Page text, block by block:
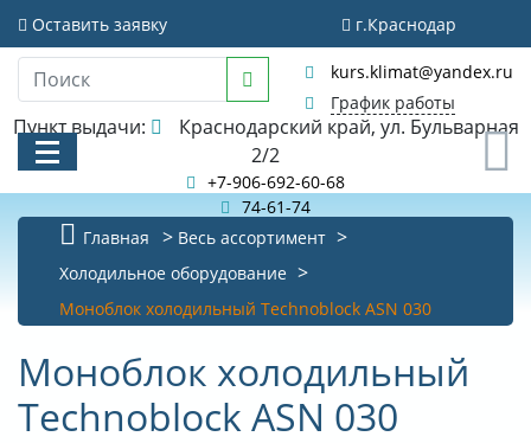
Оставить заявку г.Краснодар
kurs.klimat@yandex.ru
График работы
Пункт выдачи:
2/2
+7-906-692-60-68
74-61-74
КАТАЛОГ
АКЦИИ И РАСПРОДАЖИ
БИБЛИОТЕКА
НОВОСТИ
Главная
Весь ассортимент
Холодильное оборудование
Моноблок холодильный Technoblock ASN 030
Моноблок холодильный
Technoblock ASN 030